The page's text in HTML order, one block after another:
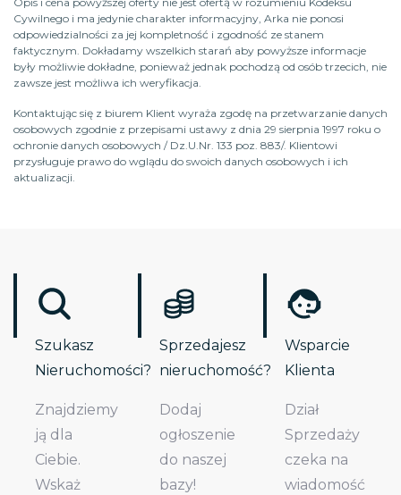
Cywilnego i ma jedynie charakter informacyjny, Arka nie ponosi
odpowiedzialności za jej kompletność i zgodność ze stanem
faktycznym. Dokładamy wszelkich starań aby powyższe informacje
były możliwie dokładne, ponieważ jednak pochodzą od osób trzecich, nie
zawsze jest możliwa ich weryfikacja.
Kontaktując się z biurem Klient wyraża zgodę na przetwarzanie danych
osobowych zgodnie z przepisami ustawy z dnia 29 sierpnia 1997 roku o
ochronie danych osobowych / Dz.U.Nr. 133 poz. 883/. Klientowi
przysługuje prawo do wglądu do swoich danych osobowych i ich
aktualizacji.
Szukasz
Nieruchomości?
Znajdziemy
ją dla
Ciebie.
Wskaż
Sprzedajesz
nieruchomość?
Dodaj
ogłoszenie
do naszej
bazy!
Wsparcie
Klienta
Dział
Sprzedaży
czeka na
wiadomość